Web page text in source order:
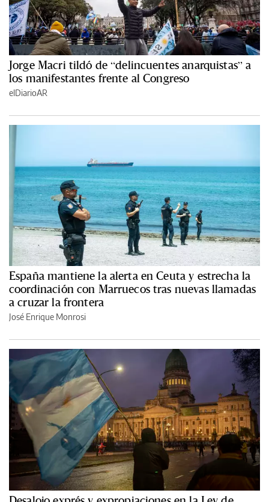
Jorge Macri tildó de “delincuentes anarquistas” a
los manifestantes frente al Congreso
elDiarioAR
España mantiene la alerta en Ceuta y estrecha la
coordinación con Marruecos tras nuevas llamadas
a cruzar la frontera
José Enrique Monrosi